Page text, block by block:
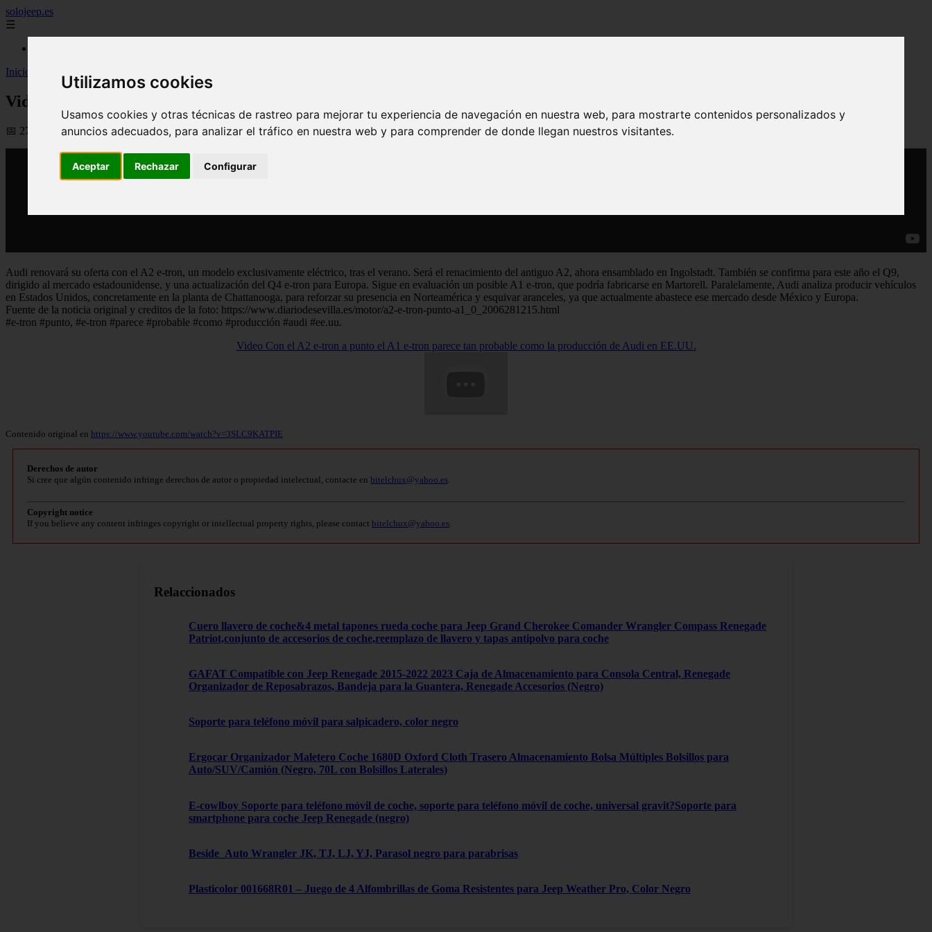
Utilizamos cookies
Usamos cookies y otras técnicas de rastreo para mejorar tu experiencia de navegación en nuestra web, para mostrarte contenidos personalizados y
anuncios adecuados, para analizar el tráfico en nuestra web y para comprender de donde llegan nuestros visitantes.
Aceptar Rechazar Configurar
solojeep.es
☰
Inicio
Video Con el A2 e-tron a punto el A1 e-tron parece tan probable como la producción de Audi en EE.UU.
📅 27/03/2026
Audi renovará su oferta con el A2 e-tron, un modelo exclusivamente eléctrico, tras el verano. Será el renacimiento del antiguo A2, ahora ensamblado en Ingolstadt. También se confirma para este año el Q9,
dirigido al mercado estadounidense, y una actualización del Q4 e-tron para Europa. Sigue en evaluación un posible A1 e-tron, que podría fabricarse en Martorell. Paralelamente, Audi analiza producir vehículos
en Estados Unidos, concretamente en la planta de Chattanooga, para reforzar su presencia en Norteamérica y esquivar aranceles, ya que actualmente abastece ese mercado desde México y Europa.
Fuente de la noticia original y creditos de la foto: https://www.diariodesevilla.es/motor/a2-e-tron-punto-a1_0_2006281215.html
#e-tron #punto, #e-tron #parece #probable #como #producción #audi #ee.uu.
Video Con el A2 e-tron a punto el A1 e-tron parece tan probable como la producción de Audi en EE.UU.
Contenido original en https://www.youtube.com/watch?v=3SLC9KATPIE
Derechos de autor
Si cree que algún contenido infringe derechos de autor o propiedad intelectual, contacte en bitelchux@yahoo.es.
Copyright notice
If you believe any content infringes copyright or intellectual property rights, please contact bitelchux@yahoo.es.
Relaccionados
Cuero llavero de coche&4 metal tapones rueda coche para Jeep Grand Cherokee Comander Wrangler Compass Renegade
Patriot,conjunto de accesorios de coche,reemplazo de llavero y tapas antipolvo para coche
GAFAT Compatible con Jeep Renegade 2015-2022 2023 Caja de Almacenamiento para Consola Central, Renegade
Organizador de Reposabrazos, Bandeja para la Guantera, Renegade Accesorios (Negro)
Soporte para teléfono móvil para salpicadero, color negro
Ergocar Organizador Maletero Coche 1680D Oxford Cloth Trasero Almacenamiento Bolsa Múltiples Bolsillos para
Auto/SUV/Camión (Negro, 70L con Bolsillos Laterales)
E-cowlboy Soporte para teléfono móvil de coche, soporte para teléfono móvil de coche, universal gravit?Soporte para
smartphone para coche Jeep Renegade (negro)
Beside_Auto Wrangler JK, TJ, LJ, YJ, Parasol negro para parabrisas
Plasticolor 001668R01 – Juego de 4 Alfombrillas de Goma Resistentes para Jeep Weather Pro, Color Negro